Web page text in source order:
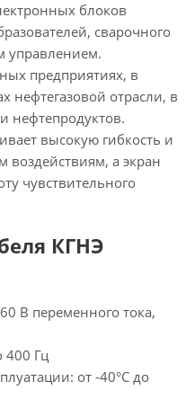
блоков
сварочного
управлением.
предприятиях, в
нефтегазовой отрасли, в
нефтепродуктов.
высокую гибкость и
воздействиям, а экран
чувствительного
КГНЭ
В переменного тока,
400 Гц
от -40°С до